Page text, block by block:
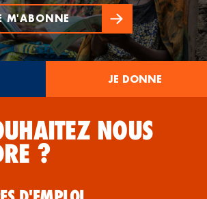
M'ABONNE
JE DONNE
NOUS
?